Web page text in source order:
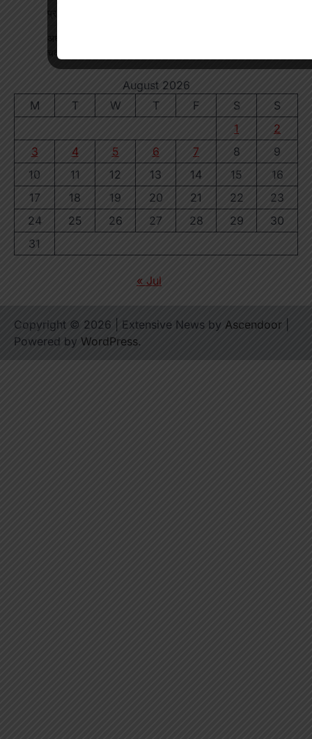
August 2026
M
T W T F S
S
1
2
3
4 5 6 7 8
9
10
11 12 13 14 15
16
17
18 19 20 21 22
23
24
25 26 27 28 29
30
31
« Jul
Copyright © 2026 | Extensive News by Ascendoor
Powered by WordPress.